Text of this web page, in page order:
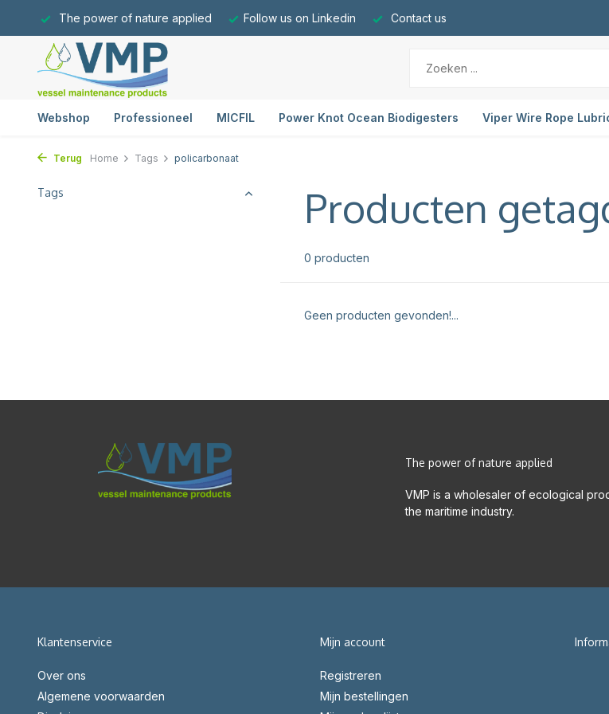
The power of nature applied Follow us on Linkedin Contact us
Webshop Professioneel MICFIL Power Knot Ocean Biodigesters Viper Wire Rope
Terug Home Tags policarbonaat
Tags Producten
0 producten
Geen producten gevonden!...
The power of nature applied
VMP is a wholesaler of ecological
the maritime industry.
Klantenservice
Over ons
Algemene voorwaarden
Mijn account
Registreren
Mijn bestellingen